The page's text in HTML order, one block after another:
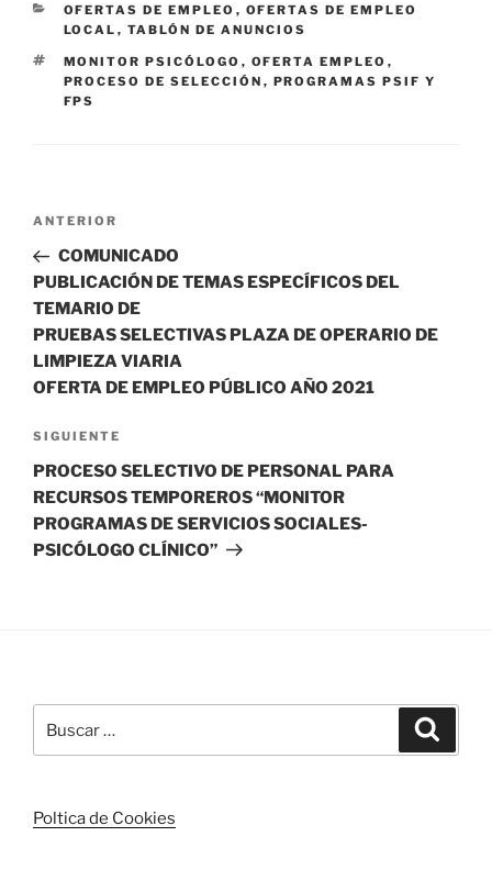
CATEGORÍAS
OFERTAS DE EMPLEO , OFERTAS DE EMPLEO
LOCAL , TABLÓN DE ANUNCIOS
ETIQUETAS
MONITOR PSICÓLOGO , OFERTA EMPLEO ,
PROCESO DE SELECCIÓN , PROGRAMAS PSIF Y
FPS
Navegación
entradas
Entrada
anterior:
ANTERIOR
COMUNICADO
PUBLICACIÓN DE TEMAS ESPECÍFICOS DEL
TEMARIO DE
PRUEBAS SELECTIVAS PLAZA DE OPERARIO DE
LIMPIEZA VIARIA
OFERTA DE EMPLEO PÚBLICO AÑO 2021
Siguiente
entrada
SIGUIENTE
PROCESO SELECTIVO DE PERSONAL PARA
RECURSOS TEMPOREROS “MONITOR
PROGRAMAS DE SERVICIOS SOCIALES-
PSICÓLOGO CLÍNICO”
por:
Poltica de Cookies